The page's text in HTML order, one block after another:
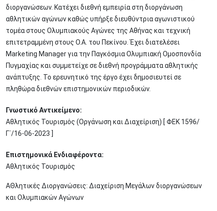
διοργανώσεων. Κατέχει διεθνή εμπειρία στη διοργάνωση
αθλητικών αγώνων καθώς υπήρξε διευθύντρια αγωνιστικού
τομέα στους Ολυμπιακούς Αγώνες της Αθήνας και τεχνική
επιτετραμμένη στους Ο.Α. του Πεκίνου. Έχει διατελέσει
Marketing Manager για την Παγκόσμια Ολυμπιακή Ομοσπονδία
Πυγμαχίας και συμμετείχε σε διεθνή προγράμματα αθλητικής
ανάπτυξης. Το ερευνητικό της έργο έχει δημοσιευτεί σε
πληθώρα διεθνών επιστημονικών περιοδικών.
Γνωστικό Αντικείμενο:
Αθλητικός Τουρισμός (Οργάνωση και Διαχείριση) [ ΦΕΚ 1596/
Γ΄/16-06-2023 ]
Επιστημονικά Ενδιαφέροντα:
Αθλητικός Τουρισμός
ΑΘλητικές Διοργανώσεις: Διαχείριση Μεγάλων διοργανώσεων
και Ολυμπιακών Αγώνων